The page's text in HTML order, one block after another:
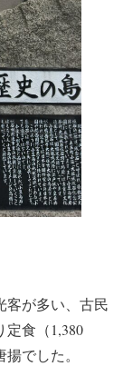
が多い、古民
食（1,380
でした。